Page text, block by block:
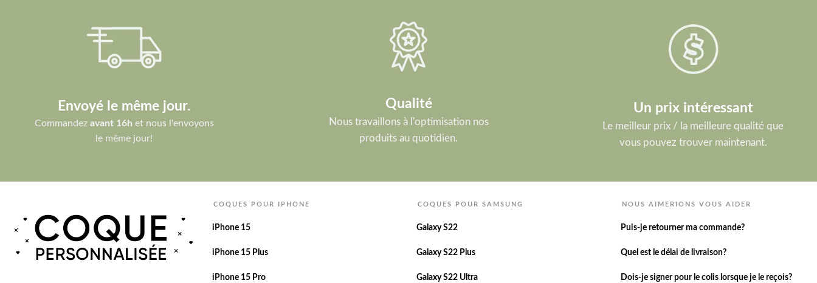
Envoyé le même jour.
Commandez avant 16h et nous l'envoyons
le même jour!
Qualité
Nous travaillons à l'optimisation nos
produits au quotidien.
Un prix intéressant
Le meilleur prix / la meilleure qualité que
vous pouvez trouver maintenant.
COQUES POUR IPHONE
iPhone 15
iPhone 15 Plus
iPhone 15 Pro
COQUES POUR SAMSUNG
Galaxy S22
Galaxy S22 Plus
Galaxy S22 Ultra
NOUS AIMERIONS VOUS AIDER
Puis-je retourner ma commande?
Quel est le délai de livraison?
Dois-je signer pour le colis lorsque je le reçois?